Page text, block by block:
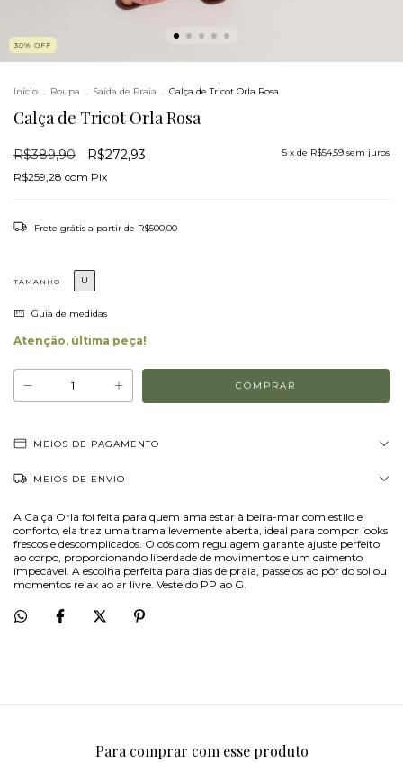
30% OFF
Início . Roupa . Saída de Praia . Calça de Tricot Orla Rosa
Calça de Tricot Orla Rosa
R$389,90 R$272,93 5 x de R$54,59 sem juros
R$259,28 com Pix
Frete grátis a partir de R$500,00
TAMANHO U
Guia de medidas
Atenção, última peça!
MEIOS DE PAGAMENTO
MEIOS DE ENVIO
A Calça Orla foi feita para quem ama estar à beira-mar com estilo e
conforto, ela traz uma trama levemente aberta, ideal para compor looks
frescos e descomplicados. O cós com regulagem garante ajuste perfeito
ao corpo, proporcionando liberdade de movimentos e um caimento
impecável. A escolha perfeita para dias de praia, passeios ao pôr do sol ou
momentos relax ao ar livre. Veste do PP ao G.
Para comprar com esse produto